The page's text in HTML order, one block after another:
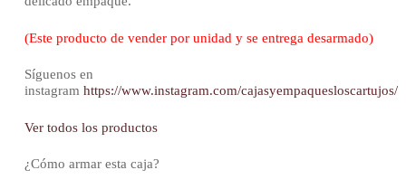
(Este producto de vender por unidad y se entrega desarmado)
Síguenos en
instagram https://www.instagram.com/cajasyempaquesloscartujos/
Ver todos los productos
¿Cómo armar esta caja?